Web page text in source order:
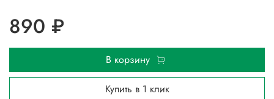
890 ₽
В корзину
Купить в 1 клик